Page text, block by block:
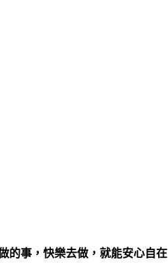
的事，快樂去做，就能安心自在